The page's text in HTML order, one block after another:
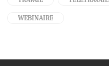
WEBINAIRE